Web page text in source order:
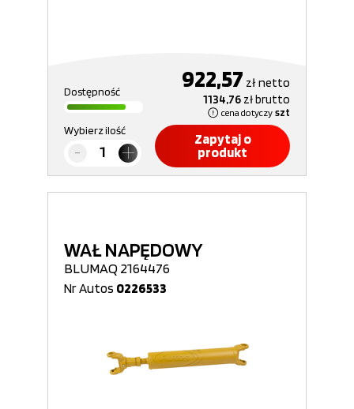
Dostępność 922,57 złnetto
1134,76 złbrutto
cena dotyczy szt
Wybierz ilość
Zapytaj o
produkt
WAŁ NAPĘDOWY
BLUMAQ 2164476
Nr Autos 0226533